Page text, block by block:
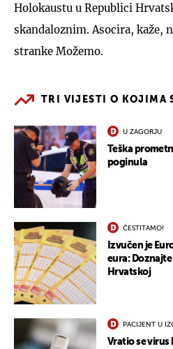
Holokaustu u Republici
skandaloznim. Asocira, kaže,
stranke Možemo.
TRI VIJESTI O KOJIMA
U ZAGORJU
Teška
poginula
ČESTITAMO!
Izvučen je
eura:
Hrvatskoj
PACIJENT U
Vratio se virus